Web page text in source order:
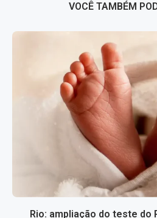
VOCÊ TAMBÉM
Rio: ampliação do teste do